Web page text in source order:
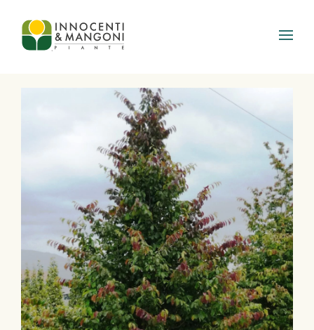
Skip to main content